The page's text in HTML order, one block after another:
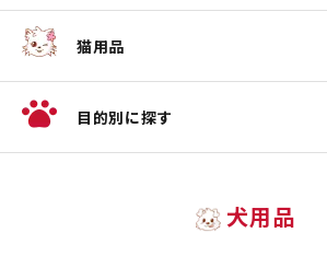
猫用品
目的別に探す
犬用品